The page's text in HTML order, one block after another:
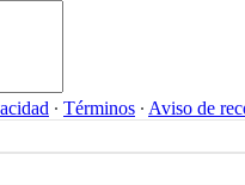
∙ Términos ∙ Aviso de